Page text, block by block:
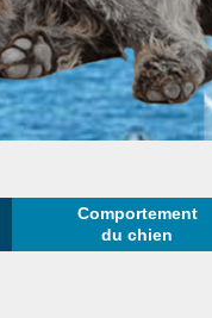
Comportement
du chien